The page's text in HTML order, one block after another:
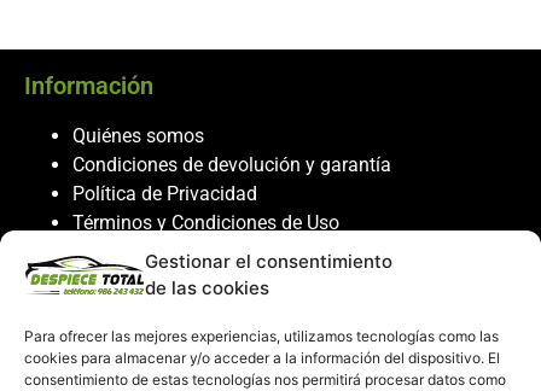
Gestionar el consentimiento
de las cookies
Para ofrecer las mejores experiencias, utilizamos tecnologías como las
cookies para almacenar y/o acceder a la información del dispositivo. El
consentimiento de estas tecnologías nos permitirá procesar datos como
Información
Quiénes somos
Condiciones de devolución y garantía
Política de Privacidad
Términos y Condiciones de Uso
Política de Cookies
Servicio al cliente
Contacto
986 243 432